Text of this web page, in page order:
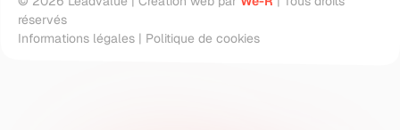
réservés
Informations légales | Politique de cookies